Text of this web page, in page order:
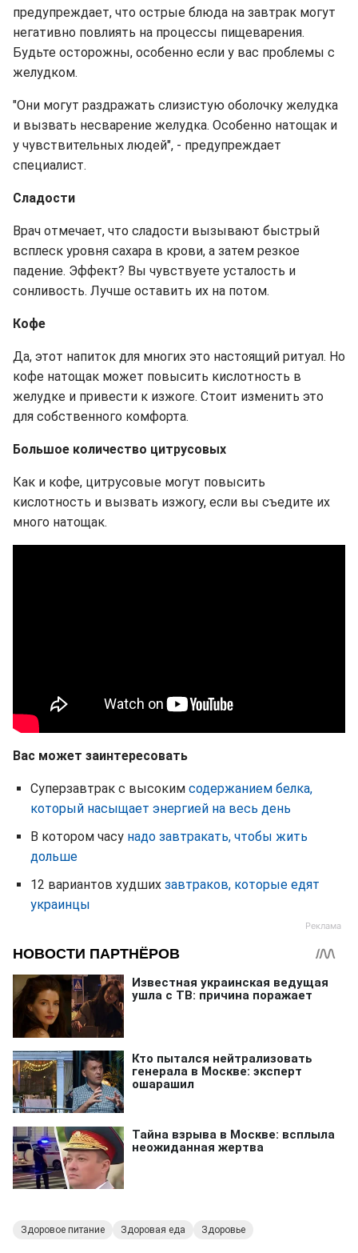
предупреждает, что острые блюда на завтрак могут
негативно повлиять на процессы пищеварения.
Будьте осторожны, особенно если у вас проблемы с
желудком.
"Они могут раздражать слизистую оболочку желудка
и вызвать несварение желудка. Особенно натощак и
у чувствительных людей", - предупреждает
специалист.
Сладости
Врач отмечает, что сладости вызывают быстрый
всплеск уровня сахара в крови, а затем резкое
падение. Эффект? Вы чувствуете усталость и
сонливость. Лучше оставить их на потом.
Кофе
Да, этот напиток для многих это настоящий ритуал. Но
кофе натощак может повысить кислотность в
желудке и привести к изжоге. Стоит изменить это
для собственного комфорта.
Большое количество цитрусовых
Как и кофе, цитрусовые могут повысить
кислотность и вызвать изжогу, если вы съедите их
много натощак.
Вас может заинтересовать
Суперзавтрак с высоким содержанием белка,
который насыщает энергией на весь день
В котором часу надо завтракать, чтобы жить
дольше
12 вариантов худших завтраков, которые едят
украинцы
Здоровое питание Здоровая еда Здоровье